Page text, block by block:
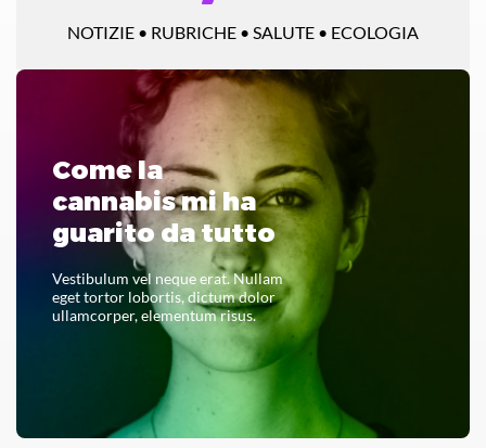
NOTIZIE • RUBRICHE • SALUTE • ECOLOGIA
Come la
cannabis mi ha
guarito da tutto
Vestibulum vel neque erat. Nullam
eget tortor lobortis, dictum dolor
ullamcorper, elementum risus.
LEGGI TUTTO